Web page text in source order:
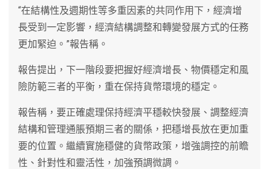
“在結構性及週期性等多重因素的共同作用下，經濟增
長受到一定影響，經濟結構調整和轉變發展方式的任務
更加緊迫。”報告稱。
報告提出，下一階段要把握好經濟增長、物價穩定和風
險防範三者的平衡，重在保持貨幣環境的穩定。
報告稱，要正確處理保持經濟平穩較快發展、調整經濟
結構和管理通脹預期三者的關係，把穩增長放在更加重
要的位置。繼續實施穩健的貨幣政策，增強調控的前瞻
性、針對性和靈活性，加強預調微調。